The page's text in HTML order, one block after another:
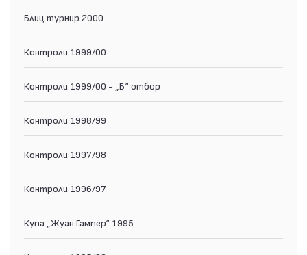
Блиц турнир 2000
Контроли 1999/00
Контроли 1999/00 - „Б“ отбор
Контроли 1998/99
Контроли 1997/98
Контроли 1996/97
Купа „Жуан Гампер“ 1995